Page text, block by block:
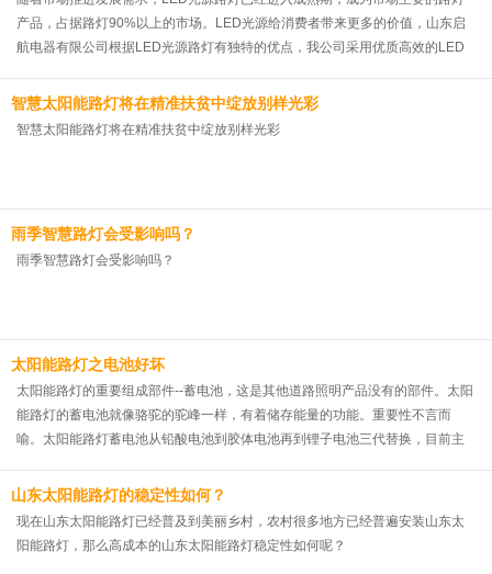
产品，占据路灯90%以上的市场。LED光源给消费者带来更多的价值，山东启
航电器有限公司根据LED光源路灯有独特的优点，我公司采用优质高效的LED
智慧太阳能路灯将在精准扶贫中绽放别样光彩
智慧太阳能路灯将在精准扶贫中绽放别样光彩
雨季智慧路灯会受影响吗？
雨季智慧路灯会受影响吗？
太阳能路灯之电池好坏
太阳能路灯的重要组成部件--蓄电池，这是其他道路照明产品没有的部件。太阳
能路灯的蓄电池就像骆驼的驼峰一样，有着储存能量的功能。重要性不言而
喻。太阳能路灯蓄电池从铅酸电池到胶体电池再到锂子电池三代替换，目前主
相对较低，技术相对成熟，稳定性高等优点
山东太阳能路灯的稳定性如何？
现在山东太阳能路灯已经普及到美丽乡村，农村很多地方已经普遍安装山东太
阳能路灯，那么高成本的山东太阳能路灯稳定性如何呢？